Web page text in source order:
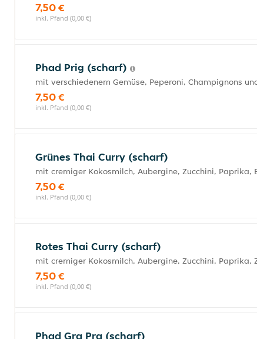
7,50 €
inkl. Pfand (0,00 €)
Phad Prig (scharf)
mit verschiedenem Gemüse, Peperoni, Champignons
7,50 €
inkl. Pfand (0,00 €)
Grünes Thai Curry (scharf)
mit cremiger Kokosmilch, Aubergine, Zucchini,
7,50 €
inkl. Pfand (0,00 €)
Rotes Thai Curry (scharf)
mit cremiger Kokosmilch, Aubergine, Zucchini,
7,50 €
inkl. Pfand (0,00 €)
Phad Gra Pra (scharf)